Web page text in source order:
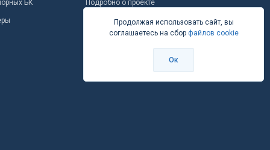
БК Подробно о проекте
Школа ставокПродолжая использовать сайт, вы
соглашаетесь на сбор файлов cookie
Ок